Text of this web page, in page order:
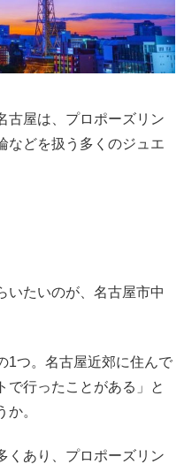
古屋は、プロポーズリン
などを扱う多くのジュエ
いたいのが、名古屋市中
1つ。名古屋近郊に住んで
で行ったことがある」と
。
くあり、プロポーズリン